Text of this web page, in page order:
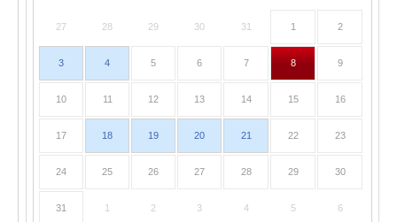
27 28 29 30 31 1 2
3 4 5 6 7 8 9
10 11 12 13 14 15 16
17 18 19 20 21 22 23
24 25 26 27 28 29 30
31 1 2 3 4 5 6